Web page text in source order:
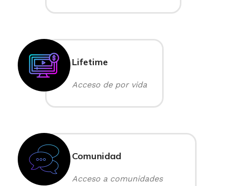
Lifetime
Acceso de por vida
Comunidad
Acceso a comunidades